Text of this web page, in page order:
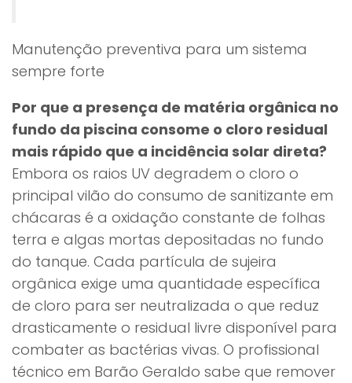
Manutenção preventiva para um sistema
sempre forte
Por que a presença de matéria orgânica no
fundo da piscina consome o cloro residual
mais rápido que a incidência solar direta?
Embora os raios UV degradem o cloro o
principal vilão do consumo de sanitizante em
chácaras é a oxidação constante de folhas
terra e algas mortas depositadas no fundo
do tanque. Cada partícula de sujeira
orgânica exige uma quantidade específica
de cloro para ser neutralizada o que reduz
drasticamente o residual livre disponível para
combater as bactérias vivas. O profissional
técnico em Barão Geraldo sabe que remover